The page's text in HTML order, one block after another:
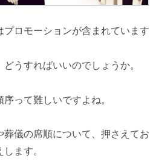
プロモーションが含まれています
うすればいいのでしょうか。
って難しいですよね。
葬儀の席順について、押さえてお
ます。